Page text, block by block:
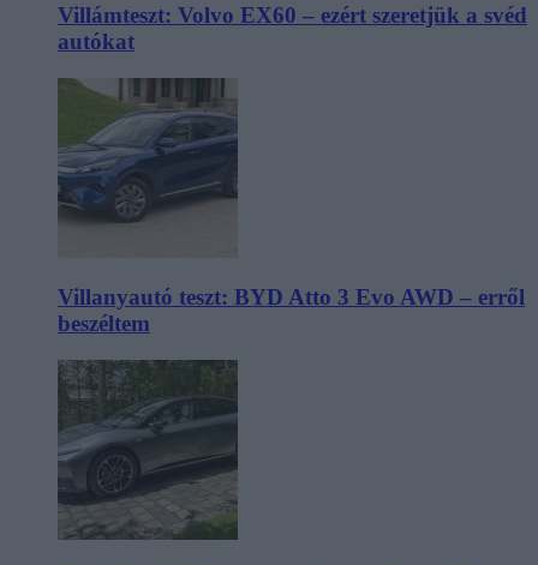
Villámteszt: Volvo EX60 – ezért szeretjük a svéd
autókat
Villanyautó teszt: BYD Atto 3 Evo AWD – erről
beszéltem